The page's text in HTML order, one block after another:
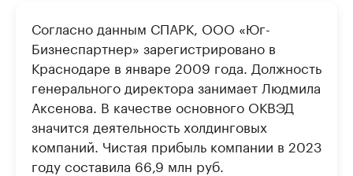
Согласно данным СПАРК, ООО «Юг-
Бизнеспартнер» зарегистрировано в
Краснодаре в январе 2009 года. Должность
генерального директора занимает Людмила
Аксенова. В качестве основного ОКВЭД
значится деятельность холдинговых
компаний. Чистая прибыль компании в 2023
году составила 66,9 млн руб.